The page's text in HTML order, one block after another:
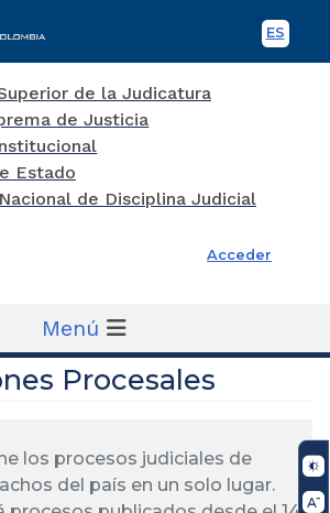
ES
Acceder
Menú
Procesales
los procesos judiciales de
del país en un solo lugar.